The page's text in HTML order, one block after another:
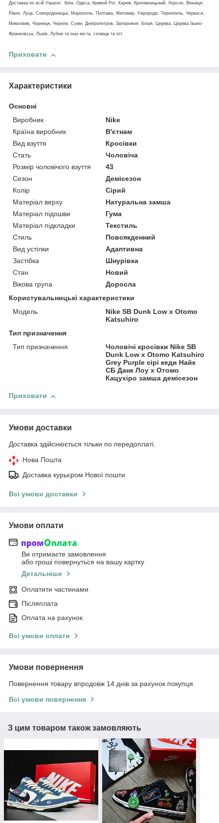
Доставка по всій Україні: Київ, Одеса, Кривой Рог, Харків, Кропивницький, Херсон, Вінниця,
Рівно, Луцк, Северодонецьк, Маріополь, Полтава, Житомир, Ужрородо, Тернопель, Черкаси,
Миколаяв, Чорниця, Чернігв, Суми, Дніпропетров, Запорожня, Білая, Церква, Церква Івано-
Франковськ, Львів, Лубни та інші міста, селища та пгт.
Приховати
Характеристики
Основні
Виробник
Nike
Країна виробник
В'єтнам
Вид взуття
Кросівки
Стать
Чоловіча
Розмір чоловічого взуття
43
Сезон
Демісезон
Колір
Сірий
Матеріал верху
Натуральна замша
Матеріал підошви
Гума
Матеріал підкладки
Текстиль
Стиль
Повсякденний
Вид устілки
Адаптивна
Застібка
Шнурівка
Стан
Новий
Вікова група
Доросла
Користувальницькі характеристики
Модель
Nike SB Dunk Low x Otomo
Katsuhiro
Тип призначення
Тип призначення
Чоловічі кросівки Nike SB
Dunk Low x Otomo Katsuhiro
Grey Purple сірі кеди Найк
СБ Данк Лоу x Отомо
Кацухіро замша демісезон
Приховати
Умови доставки
Доставка здійснюється тільки по передоплаті.
Нова Пошта
Доставка курьєром Нової пошти
Всі умови доставки
Умови оплати
Ви отримаєте замовлення
або гроші повернуться на вашу картку
Детальніше
Оплатити частинами
Післяплата
Оплата на рахунок
Всі умови оплати
Умови повернення
Повернення товару впродовж 14 днів за рахунок покупця
Всі умови повернення
З цим товаром також замовляють